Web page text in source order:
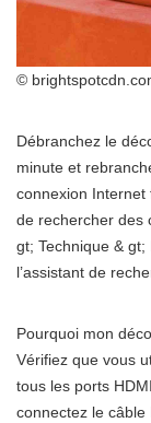
©
Débranchez le
minute et
connexion Internet
de rechercher des
gt; Technique &
l’assistant de
Pourquoi mon
Vérifiez que vous
tous les ports
connectez le